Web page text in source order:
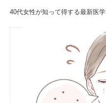
40代女性が知って得する最新医